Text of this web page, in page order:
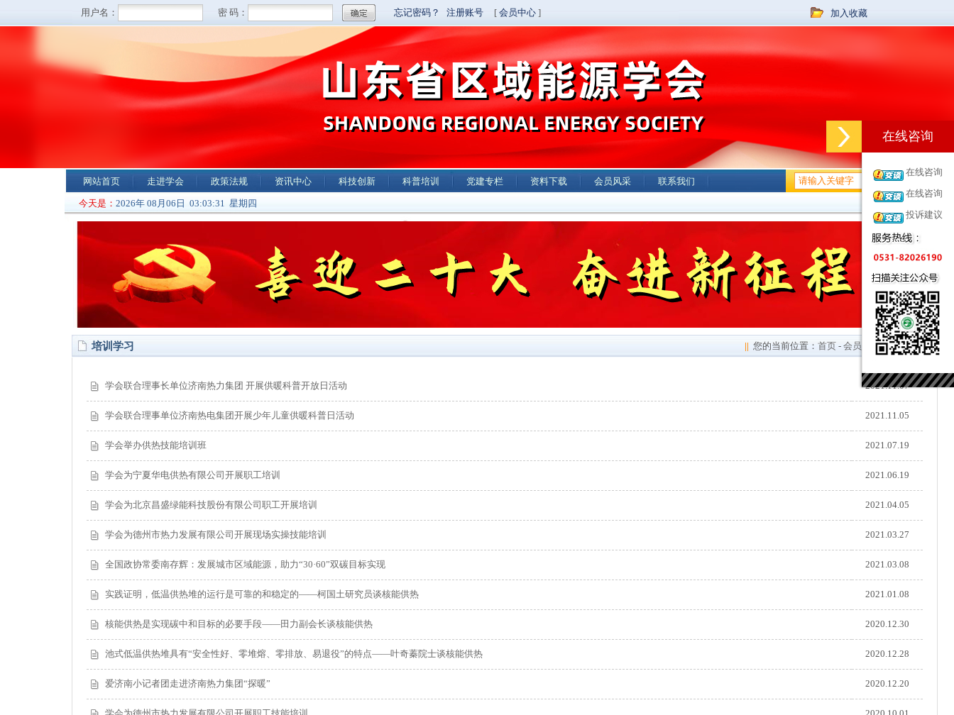
加入收藏
网站首页 走进学会 政策法规 资讯中心 科技创新 科普培训 党建专栏 资料下载 会员风采 联系我们
今天是： 2026年 08月06日 03:03:31 星期四
培训学习 || 您的当前位置： 首页- 会员风采-培训学习
学会联合理事长单位济南热力集团 开展供暖科普开放日活动 2021.11.07
学会联合理事单位济南热电集团开展少年儿童供暖科普日活动 2021.11.05
学会举办供热技能培训班 2021.07.19
学会为宁夏华电供热有限公司开展职工培训 2021.06.19
学会为北京昌盛绿能科技股份有限公司职工开展培训 2021.04.05
学会为德州市热力发展有限公司开展现场实操技能培训 2021.03.27
全国政协常委南存辉：发展城市区域能源，助力“30·60”双碳目标实现 2021.03.08
实践证明，低温供热堆的运行是可靠的和稳定的——柯国土研究员谈核能供热 2021.01.08
核能供热是实现碳中和目标的必要手段——田力副会长谈核能供热 2020.12.30
池式低温供热堆具有“安全性好、零堆熔、零排放、易退役”的特点——叶奇蓁院士谈核能供热 2020.12.28
爱济南小记者团走进济南热力集团“探暖” 2020.12.20
在线咨询
在线咨询
在线咨询
投诉建议